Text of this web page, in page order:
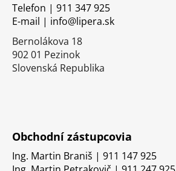
Telefon | 911 347 925
E-mail | info@lipera.sk
Bernolákova 18
902 01 Pezinok
Slovenská Republika
Obchodní zástupcovia
Ing. Martin Braniš | 911 147 925